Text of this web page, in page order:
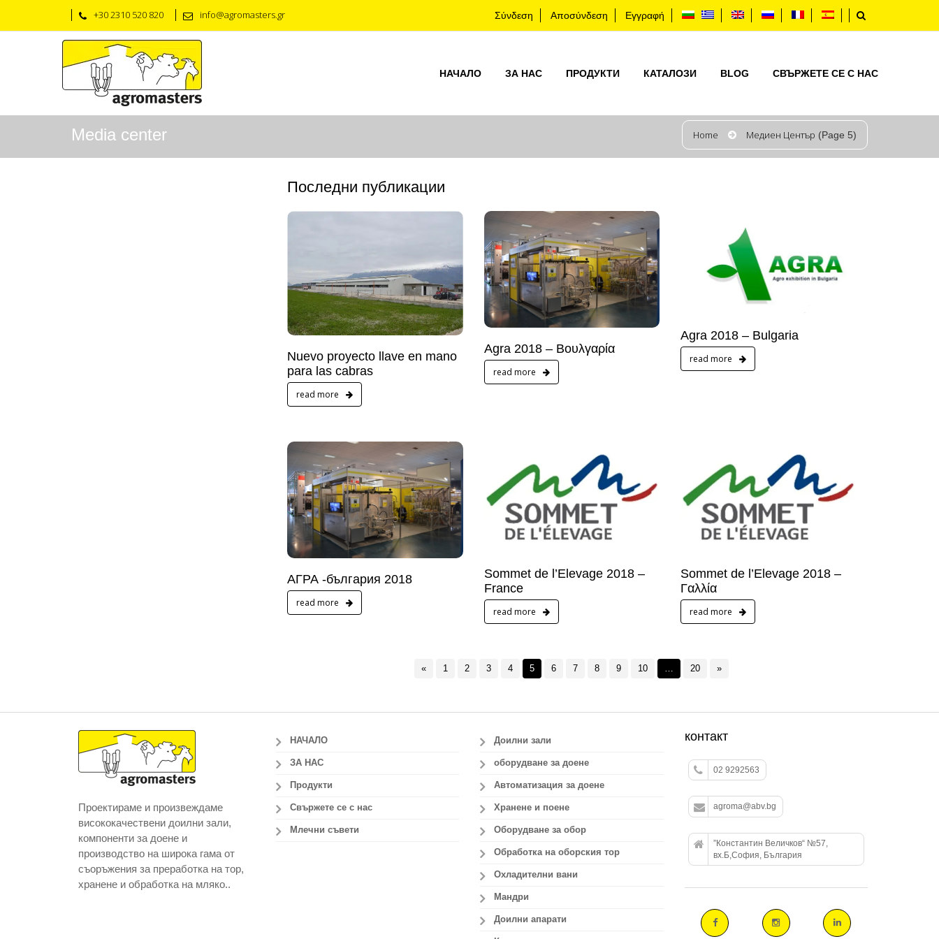
+30 2310 520 820 info@agromasters.gr Σύνδεση Αποσύνδεση Εγγραφή
НАЧАЛО ЗА НАС ПРОДУКТИ КАТАЛОЗИ BLOG СВЪРЖЕТЕ СЕ С НАС
Media center Home Медиен Център (Page 5)
Последни публикации
Nuevo proyecto llave en mano
para las cabras
read more
Agra 2018 – Βουλγαρία
read more
Agra 2018 – Bulgaria
read more
АГРА -българия 2018
read more
Sommet de l’Elevage 2018 –
France
read more
Sommet de l’Elevage 2018 –
Γαλλία
read more
« 1 2 3 4 5 6 7 8 9 10 20 »
Проектираме и произвеждаме
висококачествени доилни зали,
компоненти за доене и
производство на широка гама от
съоръжения за преработка на тор,
хранене и обработка на мляко..
НАЧАЛО
ЗА НАС
Продукти
Свържете се с нас
Млечни съвети
Доилни зали
оборудване за доене
Автоматизация за доене
Хранене и поене
Оборудване за обор
Обработка на оборския тор
Охладителни вани
Мандри
Доилни апарати
контакт
02 9292563
agroma@abv.bg
”Константин Величков“ №57,
вх.Б,София, България